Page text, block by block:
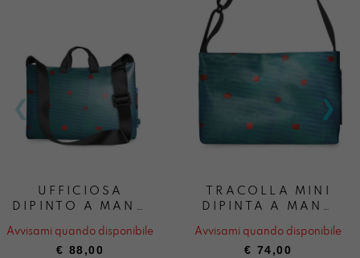
UFFICIOSA
DIPINTO A MANO
INFRAGOLATO
Avvisami quando disponibile
€ 88,00
TRACOLLA MINI
DIPINTA A MANO
INFRAGOLATO
Avvisami quando disponibile
€ 74,00